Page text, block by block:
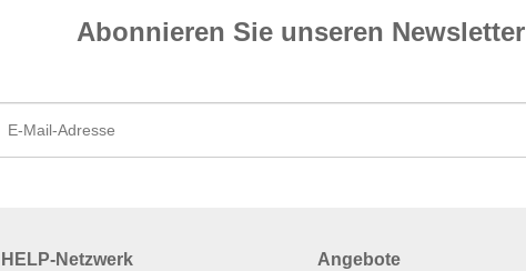
Abonnieren Sie unseren News­letter
HELP-Netzwerk Angebote